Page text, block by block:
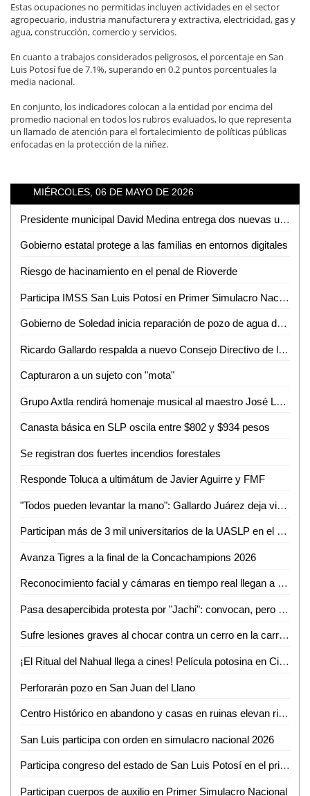
Estas ocupaciones no permitidas incluyen actividades en el sector
agropecuario, industria manufacturera y extractiva, electricidad, gas y
agua, construcción, comercio y servicios.
En cuanto a trabajos considerados peligrosos, el porcentaje en San
Luis Potosí fue de 7.1%, superando en 0.2 puntos porcentuales la
media nacional.
En conjunto, los indicadores colocan a la entidad por encima del
promedio nacional en todos los rubros evaluados, lo que representa
un llamado de atención para el fortalecimiento de políticas públicas
enfocadas en la protección de la niñez.
MIÉRCOLES, 06 DE MAYO DE 2026
Presidente municipal David Medina entrega dos nuevas unidades blindadas para seguir fortaleciendo la seguridad en Ciudad Valles
Gobierno estatal protege a las familias en entornos digitales
Riesgo de hacinamiento en el penal de Rioverde
Participa IMSS San Luis Potosí en Primer Simulacro Nacional 2026
Gobierno de Soledad inicia reparación de pozo de agua de Interapas "Praderas del Maurel"
Ricardo Gallardo respalda a nuevo Consejo Directivo de la Asociación de Abogados de SLP
Capturaron a un sujeto con "mota"
Grupo Axtla rendirá homenaje musical al maestro José Luis Soto Fraga
Canasta básica en SLP oscila entre $802 y $934 pesos
Se registran dos fuertes incendios forestales
Responde Toluca a ultimátum de Javier Aguirre y FMF
"Todos pueden levantar la mano": Gallardo Juárez deja viva aspiración al 2027
Participan más de 3 mil universitarios de la UASLP en el Primer Simulacro Nacional 2026
Avanza Tigres a la final de la Concachampions 2026
Reconocimiento facial y cámaras en tiempo real llegan a estudiantes del Cobach 06
Pasa desapercibida protesta por "Jachi": convocan, pero casi nadie acude a exigir justicia
Sufre lesiones graves al chocar contra un cerro en la carretera libre Ciudad Valles-Rioverde
¡El Ritual del Nahual llega a cines! Película potosina en Cinemex y Cinépolis desde el 7 de mayo
Perforarán pozo en San Juan del Llano
Centro Histórico en abandono y casas en ruinas elevan riesgo en San Luis Potosí
San Luis participa con orden en simulacro nacional 2026
Participa congreso del estado de San Luis Potosí en el primer simulacro nacional 2026, con tiempo record de desalojo del inmueble
Participan cuerpos de auxilio en Primer Simulacro Nacional